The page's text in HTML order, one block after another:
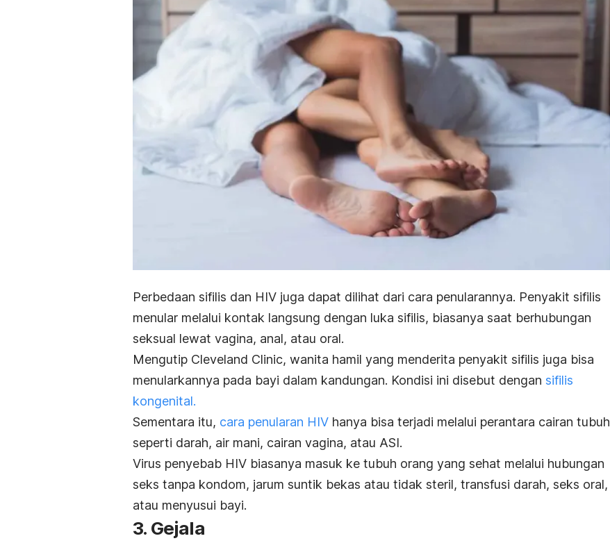
Perbedaan sifilis dan HIV juga dapat dilihat dari cara penularannya. Penyakit sifilis
menular melalui kontak langsung dengan luka sifilis, biasanya saat berhubungan
seksual lewat vagina, anal, atau oral.
Mengutip Cleveland Clinic, wanita hamil yang menderita penyakit sifilis juga bisa
menularkannya pada bayi dalam kandungan. Kondisi ini disebut dengan sifilis
kongenital.
Sementara itu, cara penularan HIV hanya bisa terjadi melalui perantara cairan tubuh
seperti darah, air mani, cairan vagina, atau ASI.
Virus penyebab HIV biasanya masuk ke tubuh orang yang sehat melalui hubungan
seks tanpa kondom, jarum suntik bekas atau tidak steril, transfusi darah, seks oral,
atau menyusui bayi.
3. Gejala